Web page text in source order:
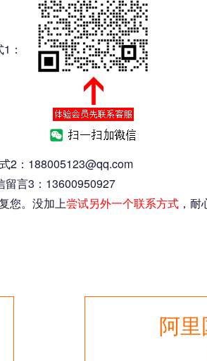
：
2：188005123@qq.com
留言3：13600950927
您。没加上尝试另外一个联系方式 ，耐
阿